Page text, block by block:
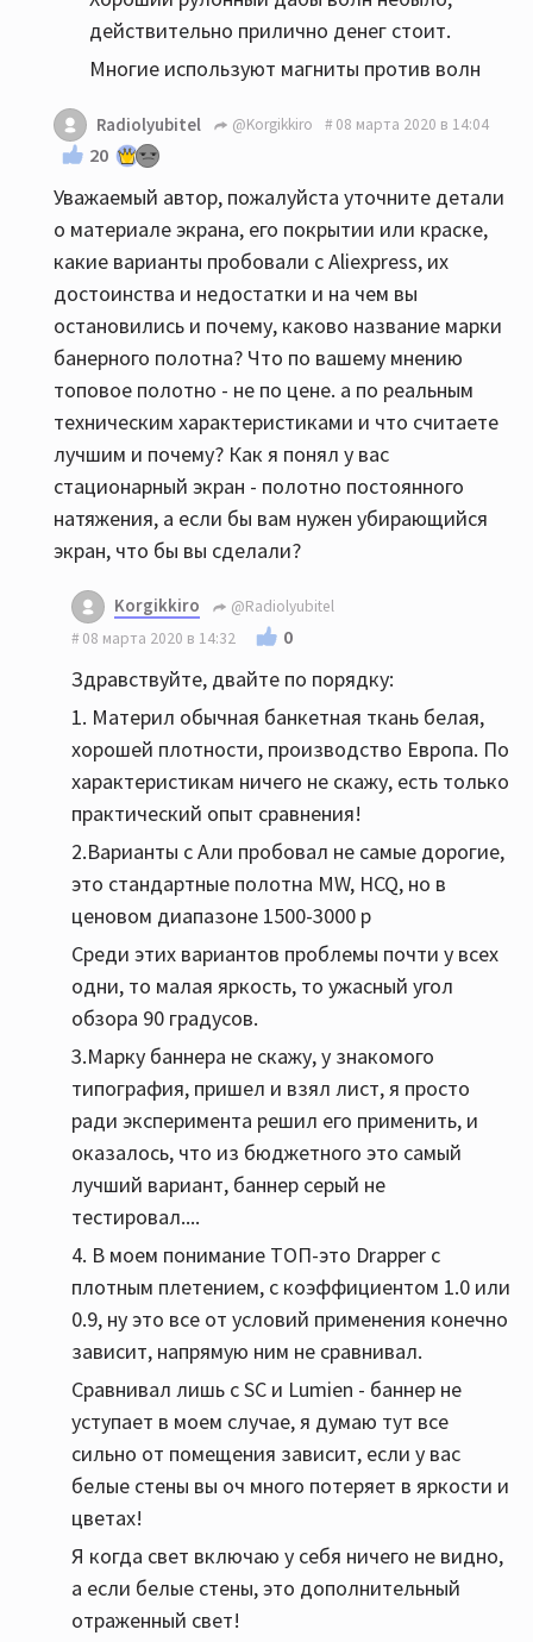
действительно прилично денег стоит.
Многие используют магниты против волн
Radiolyubitel @Korgikkiro 08 марта 2020 в 14:04
20
Уважаемый автор, пожалуйста уточните детали
о материале экрана, его покрытии или краске,
какие варианты пробовали с Aliexpress, их
достоинства и недостатки и на чем вы
остановились и почему, каково название марки
банерного полотна? Что по вашему мнению
топовое полотно - не по цене. а по реальным
техническим характеристиками и что считаете
лучшим и почему? Как я понял у вас
стационарный экран - полотно постоянного
натяжения, а если бы вам нужен убирающийся
экран, что бы вы сделали?
Korgikkiro
@Radiolyubitel
08 марта 2020 в 14:32
0
Здравствуйте, двайте по порядку:
1. Материл обычная банкетная ткань белая,
хорошей плотности, производство Европа. По
характеристикам ничего не скажу, есть только
практический опыт сравнения!
2.Варианты с Али пробовал не самые дорогие,
это стандартные полотна MW, HCQ, но в
ценовом диапазоне 1500-3000 р
Среди этих вариантов проблемы почти у всех
одни, то малая яркость, то ужасный угол
обзора 90 градусов.
3.Марку баннера не скажу, у знакомого
типография, пришел и взял лист, я просто
ради эксперимента решил его применить, и
оказалось, что из бюджетного это самый
лучший вариант, баннер серый не
тестировал....
4. В моем понимание ТОП-это Drapper с
плотным плетением, с коэффициентом 1.0 или
0.9, ну это все от условий применения конечно
зависит, напрямую ним не сравнивал.
Сравнивал лишь с SC и Lumien - баннер не
уступает в моем случае, я думаю тут все
сильно от помещения зависит, если у вас
белые стены вы оч много потеряет в яркости и
цветах!
Я когда свет включаю у себя ничего не видно,
а если белые стены, это дополнительный
отраженный свет!